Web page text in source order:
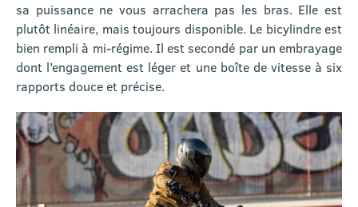
sa puissance ne vous arrachera pas les bras. Elle est
plutôt linéaire, mais toujours disponible. Le bicylindre est
bien rempli à mi-régime. Il est secondé par un embrayage
dont l’engagement est léger et une boîte de vitesse à six
rapports douce et précise.